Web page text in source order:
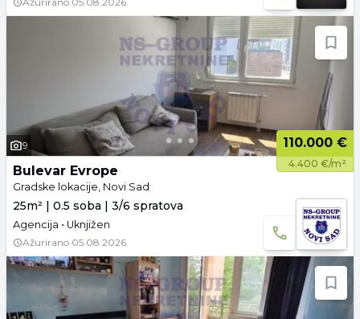
9 110.000 €
4.400 €/m²
Bulevar Evrope
Gradske lokacije, Novi Sad
25m² | 0.5 soba | 3/6 spratova
Agencija • Uknjižen
Ažurirano 05.08.2026.